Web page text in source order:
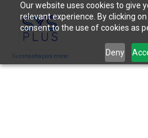
Our website uses cookies to give
relevant experience. By clicking
consent to the use of cookies as
Deny